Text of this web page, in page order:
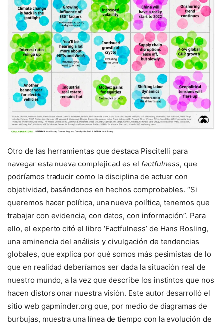
Otro de las herramientas que destaca Piscitelli para
navegar esta nueva complejidad es el factfulness, que
podríamos traducir como la disciplina de actuar con
objetividad, basándonos en hechos comprobables. “Si
queremos hacer política, una nueva política, tenemos que
trabajar con evidencia, con datos, con información”. Para
ello, el experto citó el libro ‘Factfulness’ de Hans Rosling,
una eminencia del análisis y divulgación de tendencias
globales, que explica por qué somos más pesimistas de lo
que en realidad deberíamos ser dada la situación real de
nuestro mundo, a la vez que describe los instintos que nos
hacen distorsionar nuestra visión. Este autor desarrolló el
sitio web gapminder.org que, por medio de diagramas de
burbujas, muestra una línea de tiempo con la evolución de